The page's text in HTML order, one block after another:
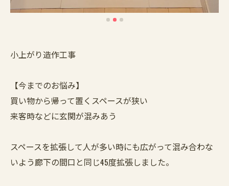
小上がり造作工事
【今までのお悩み】
買い物から帰って置くスペースが狭い
来客時などに玄関が混みあう
スペースを拡張して人が多い時にも広がって混み合わな
いよう廊下の間口と同じ45度拡張しました。